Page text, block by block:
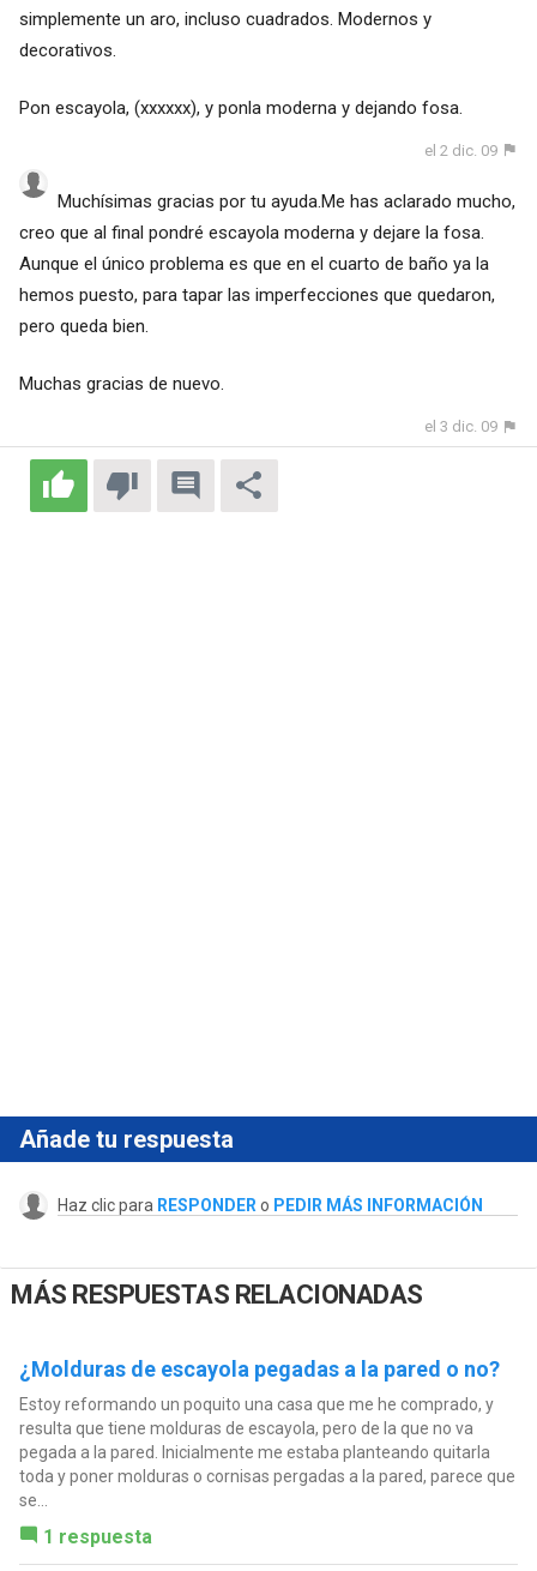
simplemente un aro, incluso cuadrados. Modernos y
decorativos.
Pon escayola, (xxxxxx), y ponla moderna y dejando fosa.
el 2 dic. 09
Muchísimas gracias por tu ayuda.Me has aclarado mucho,
creo que al final pondré escayola moderna y dejare la fosa.
Aunque el único problema es que en el cuarto de baño ya la
hemos puesto, para tapar las imperfecciones que quedaron,
pero queda bien.
Muchas gracias de nuevo.
el 3 dic. 09
Añade tu respuesta
Haz clic para RESPONDER o PEDIR MÁS INFORMACIÓN
MÁS RESPUESTAS RELACIONADAS
¿Molduras de escayola pegadas a la pared o no?
Estoy reformando un poquito una casa que me he comprado, y
resulta que tiene molduras de escayola, pero de la que no va
pegada a la pared. Inicialmente me estaba planteando quitarla
toda y poner molduras o cornisas pergadas a la pared, parece que
se...
1 respuesta